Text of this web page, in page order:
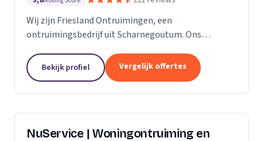
Wij zijn Friesland Ontruimingen, een
ontruimingsbedrijf uit Scharnegoutum. Ons
Bekijk profiel Vergelijk offertes
NuService | Woningontruiming en